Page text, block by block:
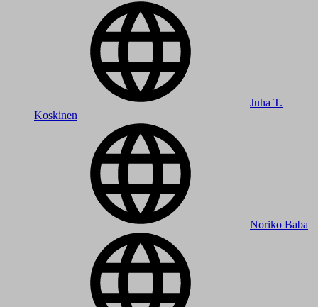
Juha T.
Koskinen
Noriko Baba